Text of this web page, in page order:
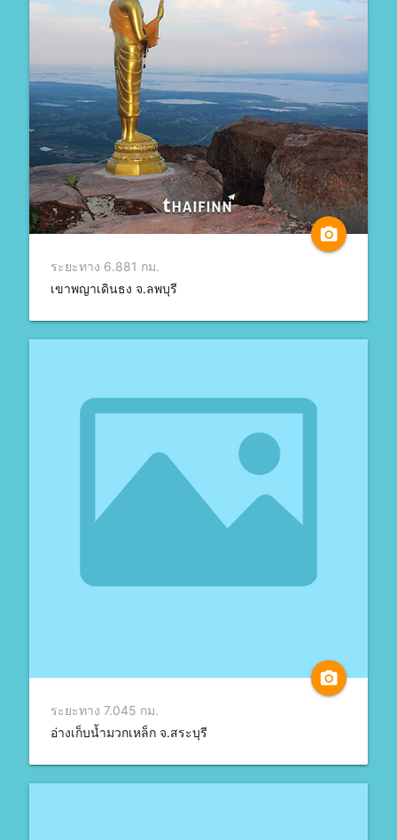
camera_alt
ระยะทาง 6.881 กม.
เขาพญาเดินธง จ.ลพบุรี
camera_alt
ระยะทาง 7.045 กม.
อ่างเก็บน้ำมวกเหล็ก จ.สระบุรี